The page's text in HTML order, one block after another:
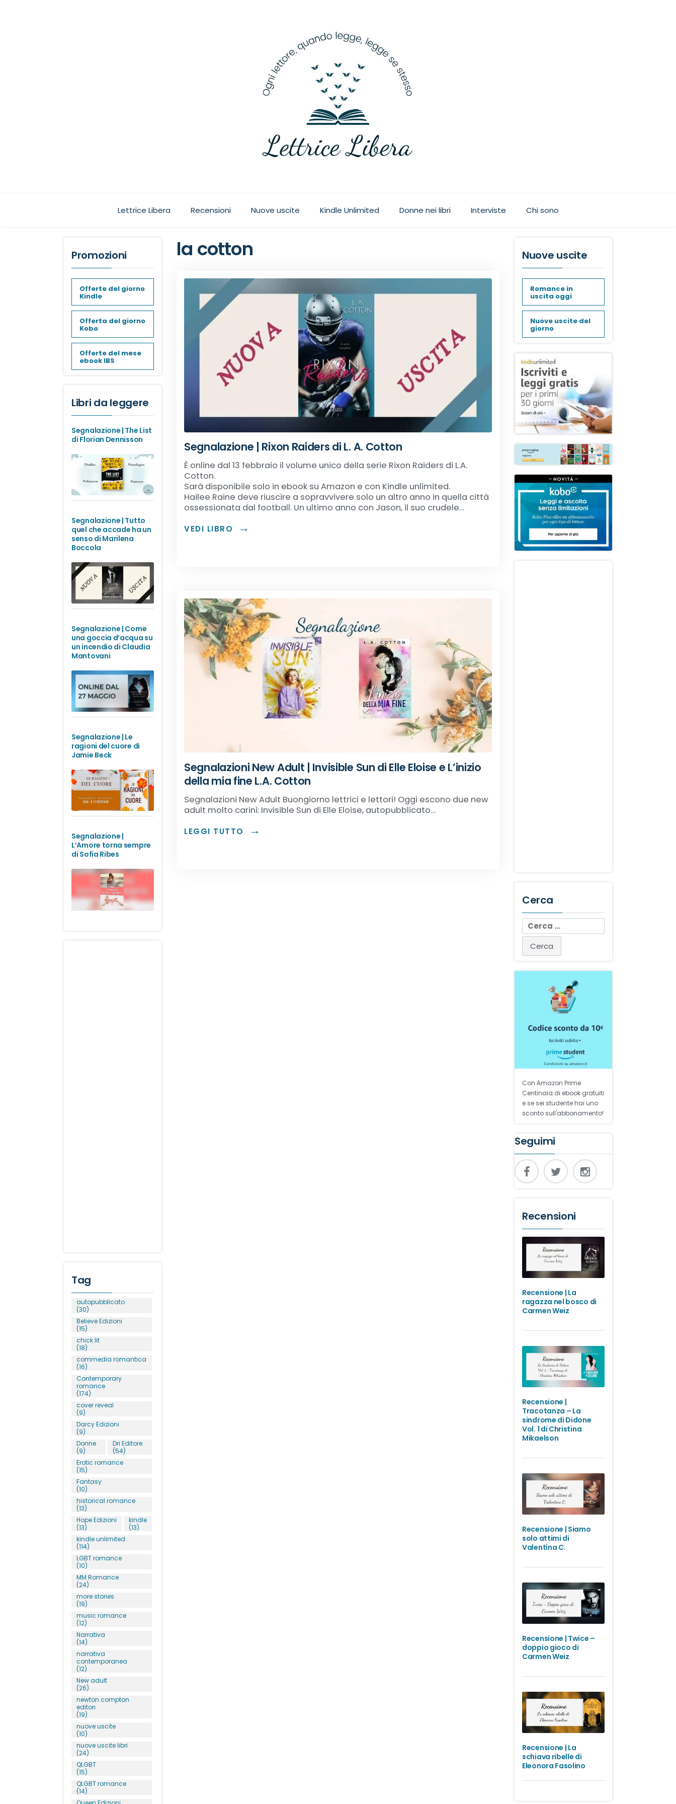
Lettrice Libera Recensioni Nuove uscite Kindle Unlimited Donne nei libri Interviste Chi sono
la cotton
Segnalazione | Rixon Raiders di L. A. Cotton
È online dal 13 febbraio il volume unico della serie Rixon Raiders di L.A.
Cotton.
Sarà disponibile solo in ebook su Amazon e con Kindle unlimited.
Hailee Raine deve riuscire a sopravvivere solo un altro anno in quella città
ossessionata dal football. Un ultimo anno con Jason, il suo crudele…
VEDI LIBRO
Segnalazioni New Adult | Invisible Sun di Elle Eloise e L’inizio
della mia fine L.A. Cotton
Segnalazioni New Adult Buongiorno lettrici e lettori! Oggi escono due new
adult molto carini: Invisible Sun di Elle Eloise, autopubblicato…
LEGGI TUTTO
Promozioni
Offerte del giorno
Kindle
Offerta del giorno
Kobo
Offerte del mese
ebook IBS
Libri da leggere
Segnalazione | The List
di Florian Dennisson
Segnalazione | Tutto
quel che accade ha un
senso di Marilena
Boccola
Segnalazione | Come
una goccia d’acqua su
un incendio di Claudia
Mantovani
Segnalazione | Le
ragioni del cuore di
Jamie Beck
Segnalazione |
L’Amore torna sempre
di Sofia Ribes
Tag
autopubblicato
(30)
Believe Edizioni
(15)
chick lit
(18)
commedia romantica
(16)
Contemporary
romance
(174)
cover reveal
(9)
Darcy Edizioni
(9)
Donne
(9)
Dri Editore
(54)
Erotic romance
(15)
Fantasy
(10)
historical romance
(13)
Hope Edizioni
(13)
kindle
(13)
kindle unlimited
(114)
LGBT romance
(10)
MM Romance
(24)
more stories
(19)
music romance
(12)
Narrativa
(14)
narrativa
contemporanea
(12)
New adult
(26)
newton compton
editori
(19)
nuove uscite
(10)
nuove uscite libri
(24)
QLGBT
(15)
QLGBT romance
(14)
Nuove uscite
Romance in
uscita oggi
Nuove uscite del
giorno
Cerca
Ricerca
per:
Con Amazon Prime
Centinaia di ebook gratuiti
e se sei studente hai uno
sconto sull'abbonamento!
Seguimi
Recensioni
Recensione | La
ragazza nel bosco di
Carmen Weiz
Recensione |
Tracotanza – La
sindrome di Didone
Vol. 1 di Christina
Mikaelson
Recensione | Siamo
solo attimi di
Valentina C.
Recensione | Twice –
doppio gioco di
Carmen Weiz
Recensione | La
schiava ribelle di
Eleonora Fasolino